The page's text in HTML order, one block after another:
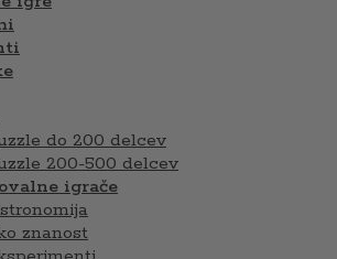
do 200 delcev
200-500 delcev
igrače
znanost